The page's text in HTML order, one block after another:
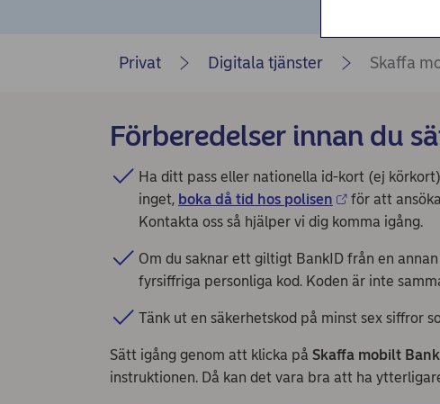
Privat Digitala tjänster Skaffa
Förberedelser innan du
Ha ditt pass eller nationella id-kort (ej
inget, boka då tid hos polisen
för att
Kontakta oss så hjälper vi dig komma igång.
Om du saknar ett giltigt BankID från en
fyrsiffriga personliga kod. Koden är inte
Tänk ut en säkerhetskod på minst sex siffror
Sätt igång genom att klicka på Skaffa mobilt
instruktionen. Då kan det vara bra att ha